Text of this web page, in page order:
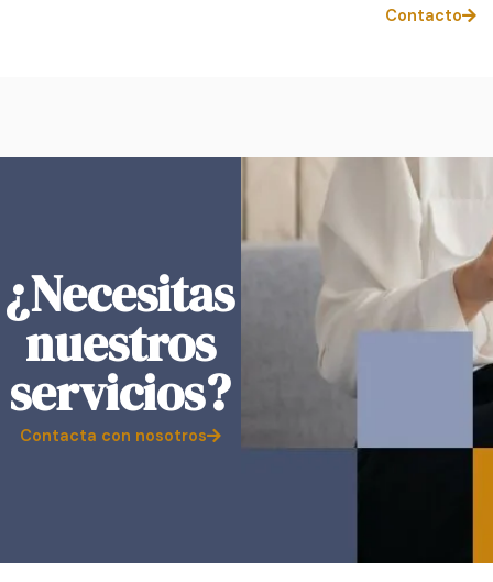
Contacto
¿Necesitas
nuestros
servicios?
Contacta con nosotros